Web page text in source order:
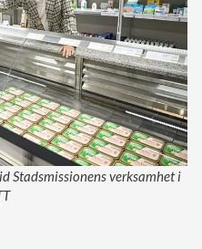
Stadsmissionens verksamhet i